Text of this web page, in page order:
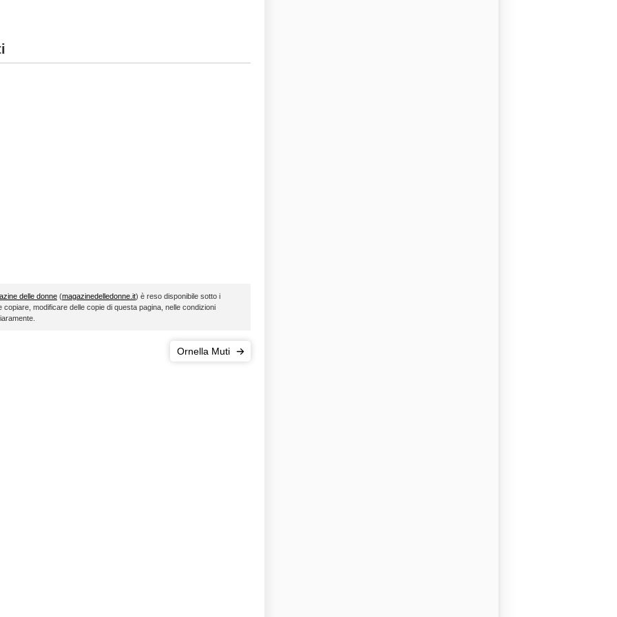
delle donne (magazinedelledonne.it) è reso disponibile sotto i
copiare, modificare delle copie di questa pagina, nelle condizioni
Ornella Muti